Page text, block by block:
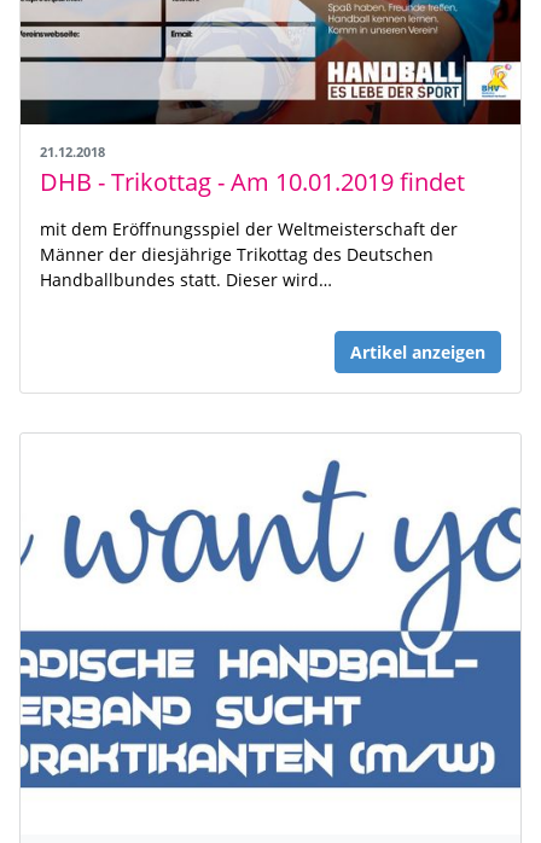
21.12.2018
DHB - Trikottag - Am 10.01.2019 findet
mit dem Eröffnungsspiel der Weltmeisterschaft der
Männer der diesjährige Trikottag des Deutschen
Handballbundes statt. Dieser wird…
Artikel anzeigen